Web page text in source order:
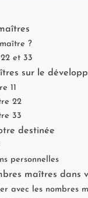
?
et 33
sur le
11
22
33
destinée
personnelles
maîtres dans
avec les nombres